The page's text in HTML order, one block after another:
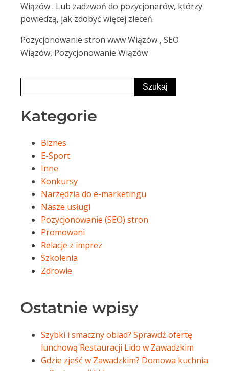
Wiązów . Lub zadzwoń do pozycjonerów, którzy
powiedzą, jak zdobyć więcej zleceń.
Pozycjonowanie stron www Wiązów , SEO
Wiązów, Pozycjonowanie Wiązów
Kategorie
Biznes
E-Sport
Inne
Konkursy
Narzędzia do e-marketingu
Nasze usługi
Pozycjonowanie (SEO) stron
Promowani
Relacje z imprez
Szkolenia
Zdrowie
Ostatnie wpisy
Szybki i smaczny obiad? Sprawdź ofertę
lunchową Restauracji Lido w Zawadzkim
Gdzie zjeść w Zawadzkim? Domowa kuchnia